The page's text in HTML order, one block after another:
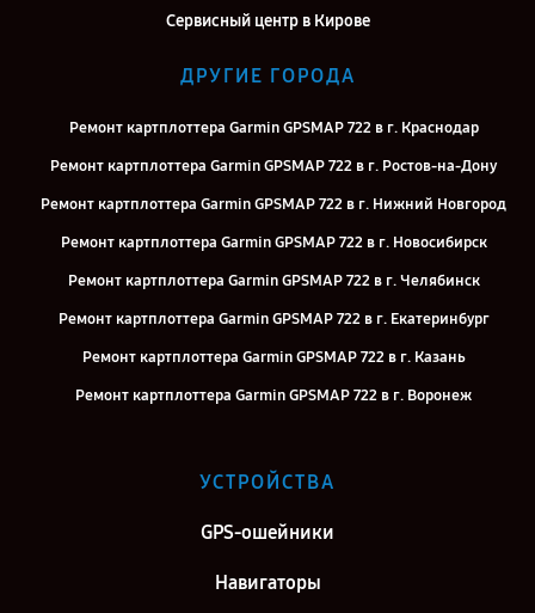
Сервисный центр в Кирове
ДРУГИЕ ГОРОДА
Ремонт картплоттера Garmin GPSMAP 722 в г. Краснодар
Ремонт картплоттера Garmin GPSMAP 722 в г. Ростов-на-Дону
Ремонт картплоттера Garmin GPSMAP 722 в г. Нижний Новгород
Ремонт картплоттера Garmin GPSMAP 722 в г. Новосибирск
Ремонт картплоттера Garmin GPSMAP 722 в г. Челябинск
Ремонт картплоттера Garmin GPSMAP 722 в г. Екатеринбург
Ремонт картплоттера Garmin GPSMAP 722 в г. Казань
Ремонт картплоттера Garmin GPSMAP 722 в г. Воронеж
Ремонт картплоттера Garmin GPSMAP 722 в г. Самара
УСТРОЙСТВА
GPS-ошейники
Навигаторы